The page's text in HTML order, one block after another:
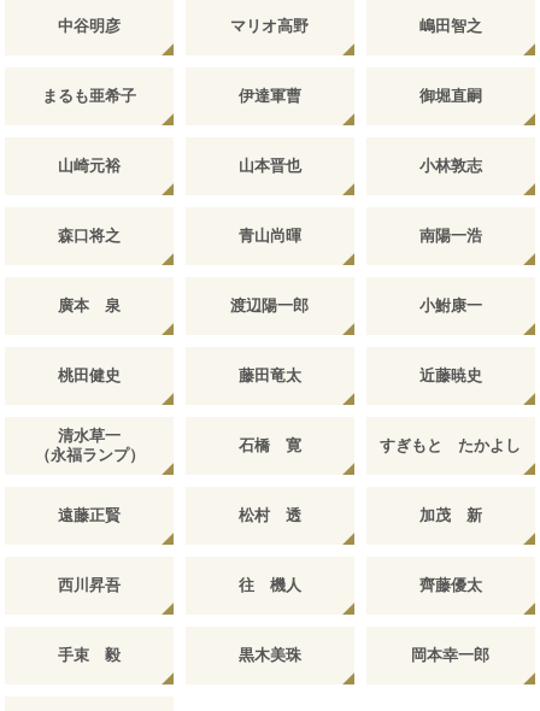
中谷明彦 マリオ高野 嶋田智之
まるも亜希子 伊達軍曹 御堀直嗣
山崎元裕 山本晋也 小林敦志
森口将之 青山尚暉 南陽一浩
廣本 泉 渡辺陽一郎 小鮒康一
桃田健史 藤田竜太 近藤暁史
清水草一
（永福ランプ）
石橋 寛 すぎもと たかよし
遠藤正賢 松村 透 加茂 新
西川昇吾 往 機人 齊藤優太
手束 毅 黒木美珠 岡本幸一郎